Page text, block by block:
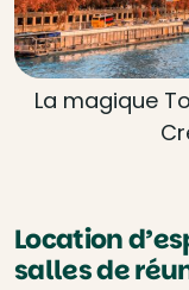
La magique
Location
salles de